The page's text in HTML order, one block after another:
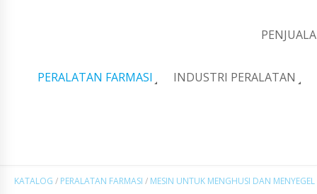
PERALATAN FARMASI INDUSTRI PERALATAN
KATALOG / PERALATAN FARMASI / MESIN UNTUK MENGHUSI DAN